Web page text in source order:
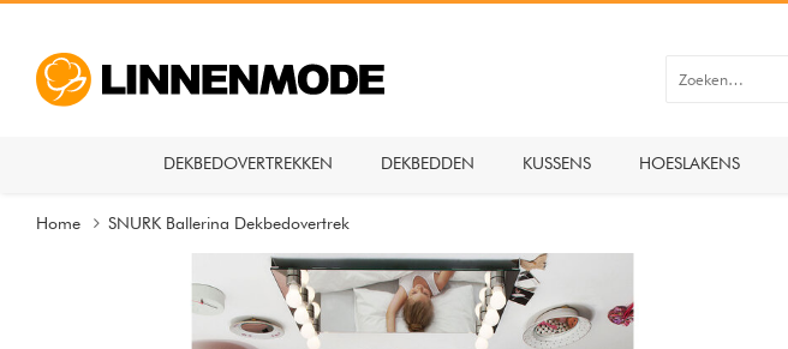
DEKBEDOVERTREKKEN DEKBEDDEN KUSSENS HOESLAKENS
Home SNURK Ballerina Dekbedovertrek